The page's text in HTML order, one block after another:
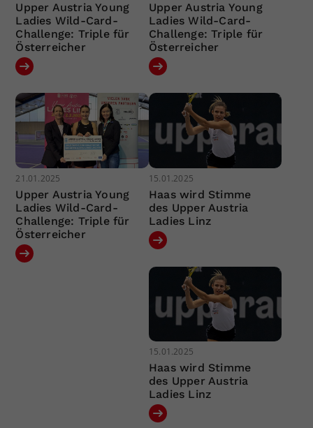
Upper Austria Young
Ladies Wild-Card-
Challenge: Triple für
Österreicher
Upper Austria Young
Ladies Wild-Card-
Challenge: Triple für
Österreicher
21.01.2025
Upper Austria Young
Ladies Wild-Card-
Challenge: Triple für
Österreicher
15.01.2025
Haas wird Stimme
des Upper Austria
Ladies Linz
15.01.2025
Haas wird Stimme
des Upper Austria
Ladies Linz